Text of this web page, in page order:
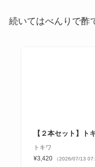
続いてはべんりで酢
【２本セット】ト
トキワ
¥3,420
（2026/07/13